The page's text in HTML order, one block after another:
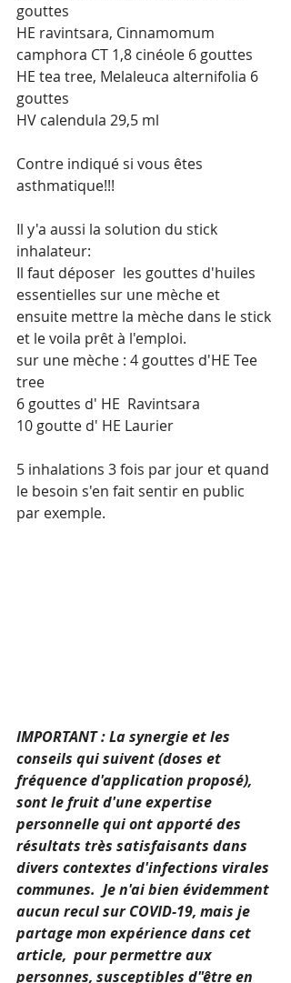
gouttes
HE ravintsara, Cinnamomum
camphora CT 1,8 cinéole 6 gouttes
HE tea tree, Melaleuca alternifolia 6
gouttes
HV calendula 29,5 ml
Contre indiqué si vous êtes
asthmatique!!!
Il y'a aussi la solution du stick
inhalateur:
Il faut déposer  les gouttes d'huiles
essentielles sur une mèche et
ensuite mettre la mèche dans le stick
et le voila prêt à l'emploi.
sur une mèche : 4 gouttes d'HE Tee
tree
6 gouttes d' HE  Ravintsara
10 goutte d' HE Laurier
5 inhalations 3 fois par jour et quand
le besoin s'en fait sentir en public
par exemple.
IMPORTANT : La synergie et les
conseils qui suivent (doses et
fréquence d'application proposé),
sont le fruit d'une expertise
personnelle qui ont apporté des
résultats très satisfaisants dans
divers contextes d'infections virales
communes.  Je n'ai bien évidemment
aucun recul sur COVID-19, mais je
partage mon expérience dans cet
article,  pour permettre aux
personnes, susceptibles d"être en